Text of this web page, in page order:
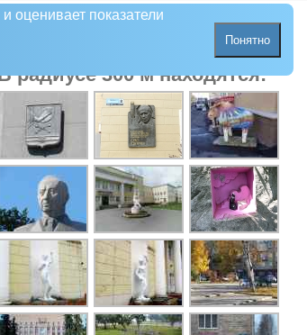
оценивает показатели
Понятно
радиусе 300 м находятся: